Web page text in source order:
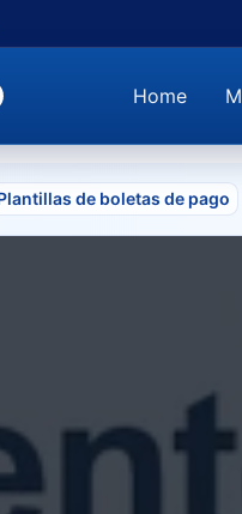
Home
niveles anteriores
de boletas de pago